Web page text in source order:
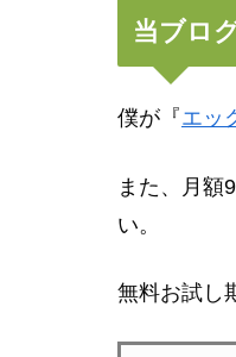
当ブロ
僕が『エッ
また、月額
い。
無料お試し